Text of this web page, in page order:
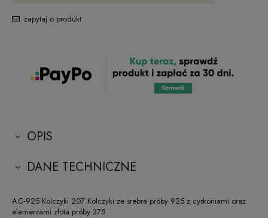
zapytaj o produkt
OPIS
DANE TECHNICZNE
AG-925 Kolczyki 207 Kolczyki ze srebra próby 925 z cyrkoniami oraz
elementami złota próby 375